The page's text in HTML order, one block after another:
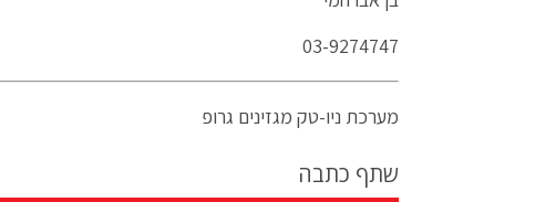
03-9274747
מערכת ניו-טק מגזינים גרופ
שתף כתבה